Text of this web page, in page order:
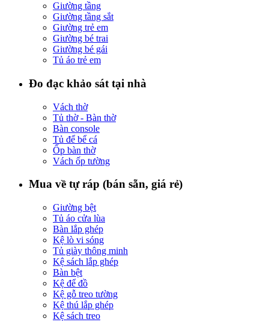
Giường tầng
Giường tầng sắt
Giường trẻ em
Giường bé trai
Giường bé gái
Tủ áo trẻ em
Đo đạc khảo sát tại nhà
Vách thờ
Tủ thờ - Bàn thờ
Bàn console
Tủ để bể cá
Ốp bàn thờ
Vách ốp tường
Mua về tự ráp (bán sẵn, giá rẻ)
Giường bệt
Tủ áo cửa lùa
Bàn lắp ghép
Kệ lò vi sóng
Tủ giày thông minh
Kệ sách lắp ghép
Bàn bệt
Kệ để đồ
Kệ gỗ treo tường
Kệ thú lắp ghép
Kệ sách treo